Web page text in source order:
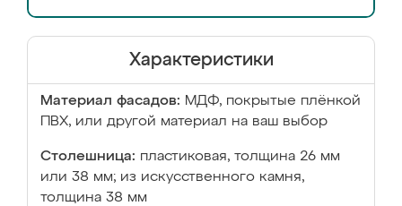
Характеристики
Материал фасадов: МДФ, покрытые плёнкой
ПВХ, или другой материал на ваш выбор
Столешница: пластиковая, толщина 26 мм
или 38 мм; из искусственного камня,
толщина 38 мм